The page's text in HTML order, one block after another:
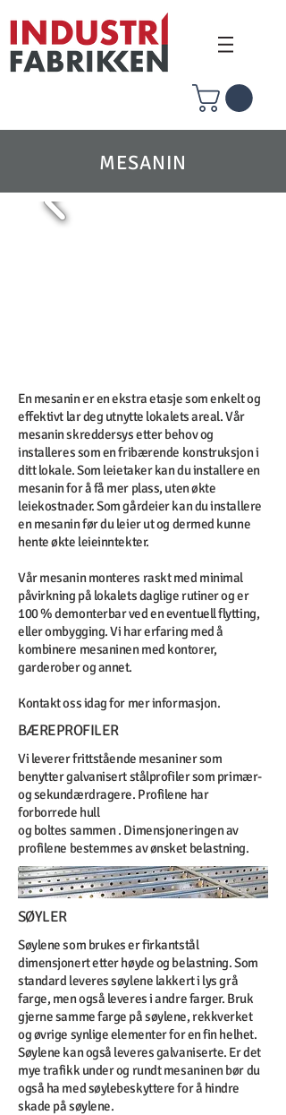
MESANIN
En mesanin er en ekstra etasje som enkelt og
effektivt lar deg utnytte lokalets areal. Vår
mesanin skreddersys etter behov og
installeres som en fribærende konstruksjon i
ditt lokale. Som leietaker kan du installere en
mesanin for å få mer plass, uten økte
leiekostnader. Som gårdeier kan du installere
en mesanin før du leier ut og dermed kunne
hente økte leieinntekter.
Vår mesanin monteres raskt med minimal
påvirkning på lokalets daglige rutiner og er
100 % demonterbar ved en eventuell flytting,
eller ombygging. Vi har erfaring med å
kombinere mesaninen med kontorer,
garderober og annet.
Kontakt oss idag for mer informasjon.
BÆREPROFILER
Vi leverer frittstående mesaniner som
benytter galvanisert stålprofiler som primær-
og sekundærdragere. Profilene har
forborrede hull
og boltes sammen . Dimensjoneringen av
profilene bestemmes av ønsket belastning.
SØYLER
Søylene som brukes er firkantstål
dimensjonert etter høyde og belastning. Som
standard leveres søylene lakkert i lys grå
farge, men også leveres i andre farger. Bruk
gjerne samme farge på søylene, rekkverket
og øvrige synlige elementer for en fin helhet.
Søylene kan også leveres galvaniserte. Er det
mye trafikk under og rundt mesaninen bør du
også ha med søylebeskyttere for å hindre
skade på søylene.